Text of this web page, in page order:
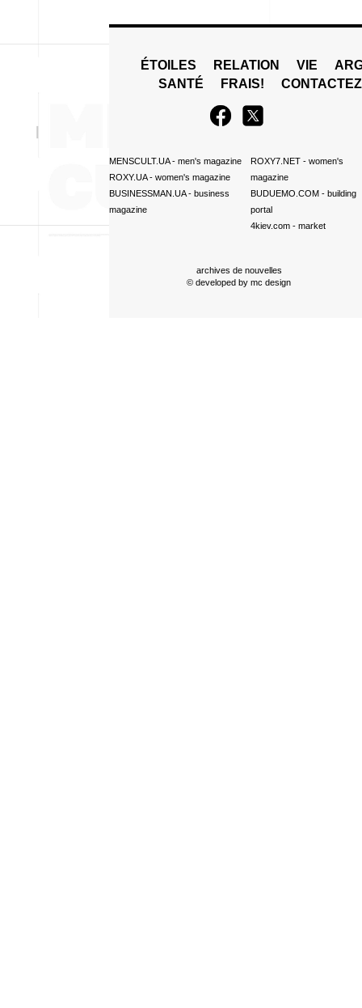
ÉTOILES RELATION VIE
SANTÉ
FRAIS!
MENSCULT.UA- men's magazine
ROXY.UA- women's magazine
BUSINESSMAN.UA- business
magazine
ROXY7.NET- women's
magazine
BUDUEMO.COM- building
portal
4kiev.com- market
archives de nouvelles
© developed by mc design